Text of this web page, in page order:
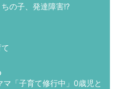
の子、発達障害!?
マ「子育て修行中」0歳児と